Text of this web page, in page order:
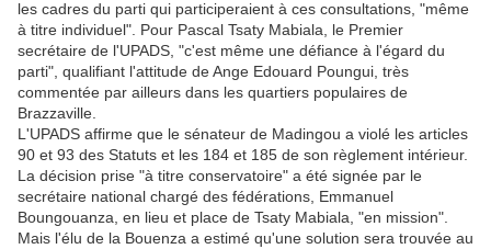
les cadres du parti qui participeraient à ces consultations, "même
à titre individuel". Pour Pascal Tsaty Mabiala, le Premier
secrétaire de l'UPADS, "c'est même une défiance à l'égard du
parti", qualifiant l'attitude de Ange Edouard Poungui, très
commentée par ailleurs dans les quartiers populaires de
Brazzaville.
L'UPADS affirme que le sénateur de Madingou a violé les articles
90 et 93 des Statuts et les 184 et 185 de son règlement intérieur.
La décision prise "à titre conservatoire" a été signée par le
secrétaire national chargé des fédérations, Emmanuel
Boungouanza, en lieu et place de Tsaty Mabiala, "en mission".
Mais l'élu de la Bouenza a estimé qu'une solution sera trouvée au